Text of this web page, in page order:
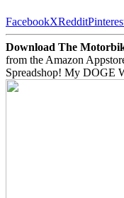
FacebookXReddit
Download The
from the Amazon
Spreadshop! My DOGE